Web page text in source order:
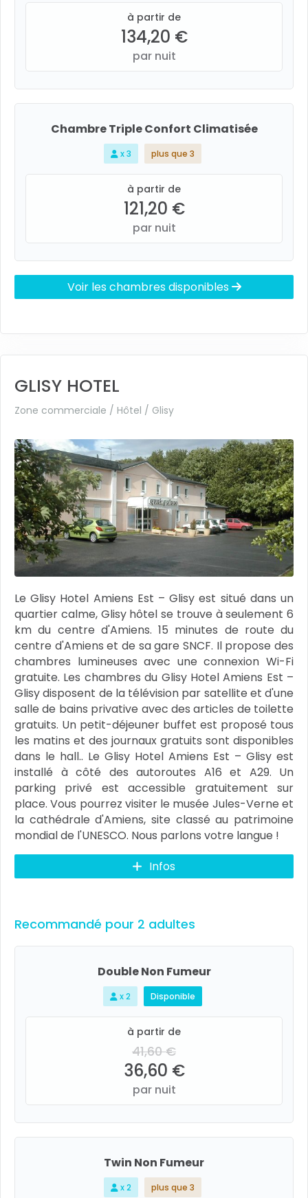
à partir de
134,20 €
par nuit
Chambre Triple Confort Climatisée
x 3 plus que 3
à partir de
121,20 €
par nuit
Voir les chambres disponibles
GLISY HOTEL
Zone commerciale / Hôtel / Glisy
Le Glisy Hotel Amiens Est – Glisy est situé dans un
quartier calme, Glisy hôtel se trouve à seulement 6
km du centre d'Amiens. 15 minutes de route du
centre d'Amiens et de sa gare SNCF. Il propose des
chambres lumineuses avec une connexion Wi-Fi
gratuite. Les chambres du Glisy Hotel Amiens Est –
Glisy disposent de la télévision par satellite et d'une
salle de bains privative avec des articles de toilette
gratuits. Un petit-déjeuner buffet est proposé tous
les matins et des journaux gratuits sont disponibles
dans le hall.. Le Glisy Hotel Amiens Est – Glisy est
installé à côté des autoroutes A16 et A29. Un
parking privé est accessible gratuitement sur
place. Vous pourrez visiter le musée Jules-Verne et
la cathédrale d'Amiens, site classé au patrimoine
mondial de l'UNESCO. Nous parlons votre langue !
Infos
Recommandé pour 2 adultes
Double Non Fumeur
x 2 Disponible
à partir de
41,60 €
36,60 €
par nuit
Twin Non Fumeur
x 2 plus que 3